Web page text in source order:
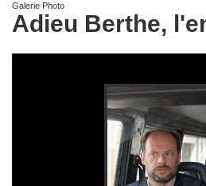
Galerie Photo
Adieu Berthe,